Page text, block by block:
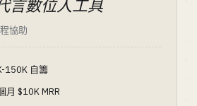
言數位人工具
協助
150K 自籌
月 $10K MRR